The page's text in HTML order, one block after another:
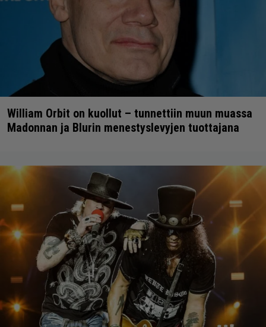
William Orbit on kuollut – tunnettiin muun muassa
Madonnan ja Blurin menestyslevyjen tuottajana